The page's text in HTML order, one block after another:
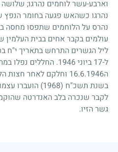
וארבע-עשר לוחמים נהרגו; שלושה
נהרגו כשהאש פגעה בחומר
נהרס על הלוחמים שתפסו מחסה
עולמים בקבר אחים בבית העלמין
ל-17 ביוני 1946.
ה16.6.1946 וחלקם לאחר חצות הליל ב17.6.2020.
בשנת תשכ"ח (1968)
הועברו
לקבר שנכרה בלב האנדרטה
גשר הזיו.